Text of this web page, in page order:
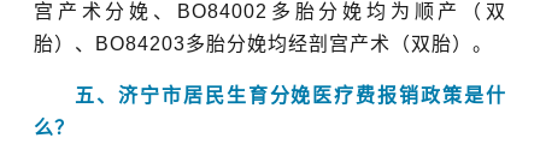
宫产术分娩、BO84002多胎分娩均为顺产（双
胎）、BO84203多胎分娩均经剖宫产术（双胎）。
五、济宁市居民生育分娩医疗费报销政策是什
么？